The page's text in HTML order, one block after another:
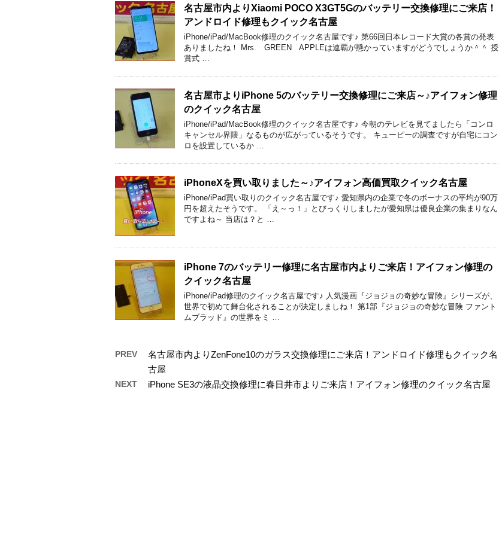
名古屋市内よりXiaomi POCO X3GT5Gのバッテリー交換修理にご来店！
アンドロイド修理もクイック名古屋
iPhone/iPad/MacBook修理のクイック名古屋です♪ 第66回日本レコード大賞の各賞の発表
ありましたね！ Mrs. GREEN APPLEは連覇が懸かっていますがどうでしょうか＾＾ 授
賞式 …
名古屋市よりiPhone 5のバッテリー交換修理にご来店～♪アイフォン修理
のクイック名古屋
iPhone/iPad/MacBook修理のクイック名古屋です♪ 今朝のテレビを見てましたら「コンロ
キャンセル界隈」なるものが広がっているそうです。 キューピーの調査ですが自宅にコン
ロを設置しているか …
iPhoneXを買い取りました～♪アイフォン高価買取クイック名古屋
iPhone/iPad買い取りのクイック名古屋です♪ 愛知県内の企業で冬のボーナスの平均が90万
円を超えたそうです。 「え～っ！」とびっくりしましたが愛知県は優良企業の集まりなん
ですよね～ 当店は？と …
iPhone 7のバッテリー修理に名古屋市内よりご来店！アイフォン修理の
クイック名古屋
iPhone/iPad修理のクイック名古屋です♪ 人気漫画『ジョジョの奇妙な冒険』シリーズが、
世界で初めて舞台化されることが決定しましね！ 第1部『ジョジョの奇妙な冒険 ファント
ムブラッド』の世界をミ …
PREV
名古屋市内よりZenFone10のガラス交換修理にご来店！アンドロイド修理もクイック名
古屋
NEXT iPhone SE3の液晶交換修理に春日井市よりご来店！アイフォン修理のクイック名古屋